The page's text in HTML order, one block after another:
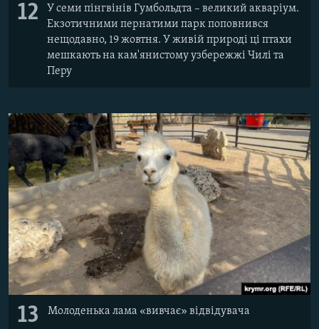
12
У семи пінгвінів Гумбольдта – великий акваріум.
Екзотичними пернатими парк поповнився
нещодавно, 19 жовтня. У живій природі ці птахи
мешкають на кам'янистому узбережжі Чилі та
Перу
13 Молоденька лама «вивчає» відвідувача